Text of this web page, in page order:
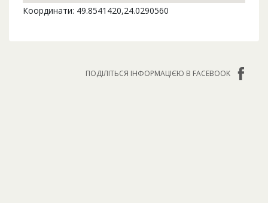
Координати: 49.8541420,24.0290560
ПОДІЛІТЬСЯ ІНФОРМАЦІЄЮ В FACEBOOK